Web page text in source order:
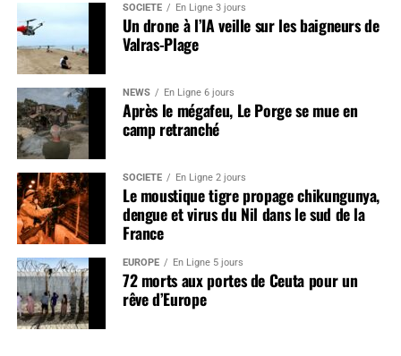
SOCIÉTÉ En Ligne 3 jours
Un drone à l’IA veille sur les baigneurs de
Valras-Plage
NEWS En Ligne 6 jours
Après le mégafeu, Le Porge se mue en
camp retranché
SOCIÉTÉ En Ligne 2 jours
Le moustique tigre propage chikungunya,
dengue et virus du Nil dans le sud de la
France
EUROPE En Ligne 5 jours
72 morts aux portes de Ceuta pour un
rêve d’Europe